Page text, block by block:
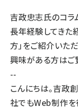
吉政忠志氏のコラ
長年経験してきた
方」をご紹介いた
興味がある方はご
--
こんにちは。吉政
社でもWeb制作を